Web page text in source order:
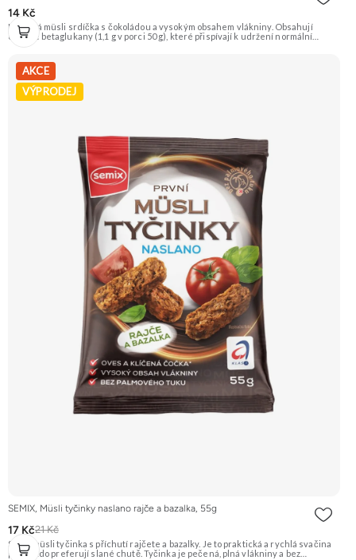
14 Kč
Křupavá müsli srdíčka s čokoládou a vysokým obsahem vlákniny. Obsahují
ovesné betaglukany (1,1 g v porci 50 g), které přispívají k udržení normální
AKCE
VÝPRODEJ
SEMIX, Müsli tyčinky naslano rajče a bazalka, 55g
17 Kč21 Kč
Slaná müsli tyčinka s příchutí rajčete a bazalky. Je to praktická a rychlá svačina
pro ty, kdo preferují slané chutě. Tyčinka je pečená, plná vlákniny a bez